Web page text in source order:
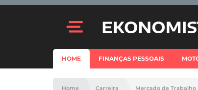
HOME FINANÇAS PESSOAIS
Home Carreira Mercado de Trabalho